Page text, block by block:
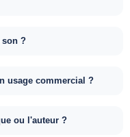
son ?
usage commercial ?
ou l'auteur ?